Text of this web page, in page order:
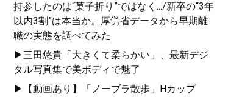
持参したのは“菓子折り”ではなく.../新卒の“3年
以内3割”は本当か。厚労省データから早期離
職の実態を調べてみた
▶三田悠貴「大きくて柔らかい」、最新デジ
タル写真集で美ボディで魅了
▶【動画あり】「ノーブラ散歩」Hカップ